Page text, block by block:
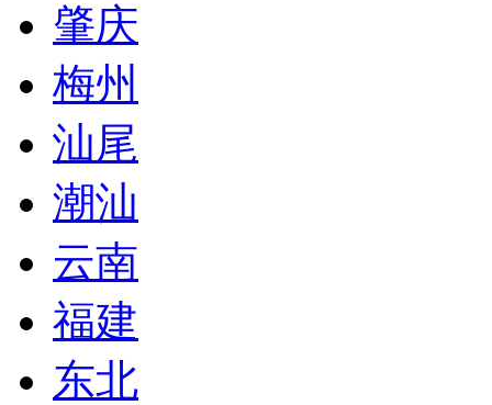
肇庆
梅州
汕尾
潮汕
云南
福建
东北